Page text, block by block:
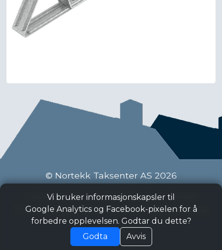
© Nortekk Taksenter AS 2026
Industriveien 9 C, 2020 Skedsmokorset
Tlf:63 87 15 50, Epost:taksenter@nortekk.no
Personvern
Vi bruker informasjonskapsler til
Google Analytics og Facebook-pixelen for å
forbedre opplevelsen. Godtar du dette?
Godta
Avvis